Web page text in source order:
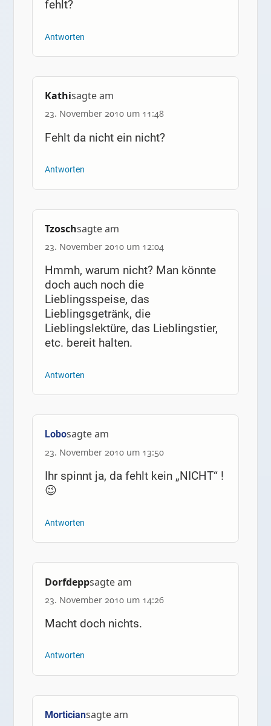
fehlt?
Antworten
Kathisagte am
23. November 2010 um 11:48
Fehlt da nicht ein nicht?
Antworten
Tzoschsagte am
23. November 2010 um 12:04
Hmmh, warum nicht? Man könnte
doch auch noch die
Lieblingsspeise, das
Lieblingsgetränk, die
Lieblingslektüre, das Lieblingstier,
etc. bereit halten.
Antworten
Lobosagte am
23. November 2010 um 13:50
Ihr spinnt ja, da fehlt kein „NICHT“ !
😉
Antworten
Dorfdeppsagte am
23. November 2010 um 14:26
Macht doch nichts.
Antworten
Morticiansagte am